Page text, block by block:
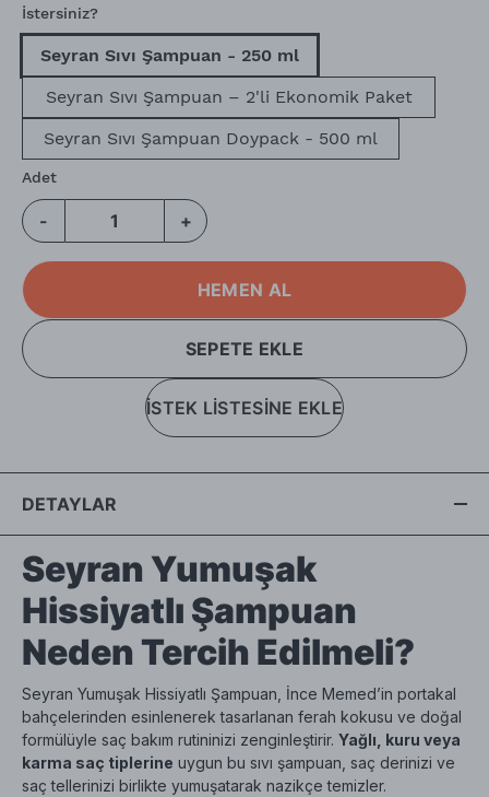
İstersiniz?
Seyran Sıvı Şampuan - 250 ml
Seyran Sıvı Şampuan – 2'li Ekonomik Paket
Seyran Sıvı Şampuan Doypack - 500 ml
Adet
- +
HEMEN AL
SEPETE EKLE
İSTEK LİSTESİNE EKLE
DETAYLAR
Seyran Yumuşak
Hissiyatlı Şampuan
Neden Tercih Edilmeli?
Seyran Yumuşak Hissiyatlı Şampuan, İnce Memed’in portakal
bahçelerinden esinlenerek tasarlanan ferah kokusu ve doğal
formülüyle saç bakım rutininizi zenginleştirir. Yağlı, kuru veya
karma saç tiplerine uygun bu sıvı şampuan, saç derinizi ve
saç tellerinizi birlikte yumuşatarak nazikçe temizler.